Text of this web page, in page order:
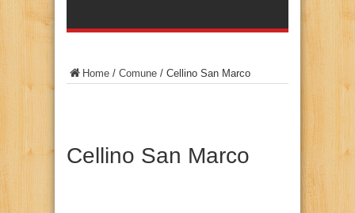
Home / Comune / Cellino San Marco
Cellino San Marco